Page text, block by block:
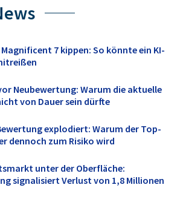
Magnificent 7 kippen: So könnte ein KI-
Neubewertung: Warum die aktuelle
von Dauer sein dürfte
explodiert: Warum der Top-
dennoch zum Risiko wird
unter der Oberfläche:
signalisiert Verlust von 1,8 Millionen